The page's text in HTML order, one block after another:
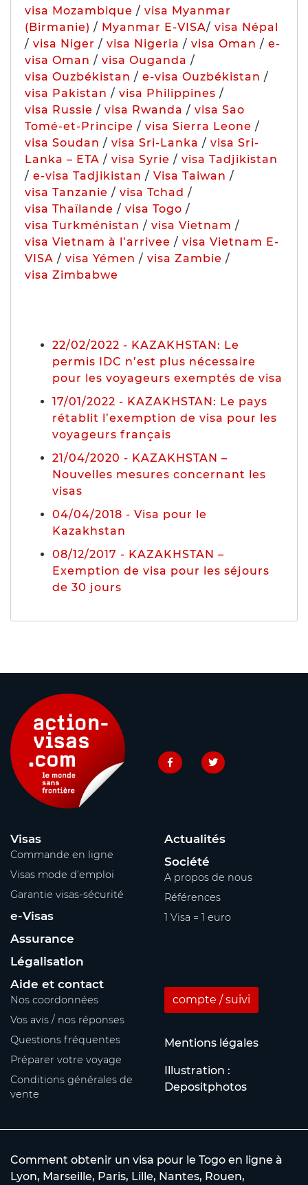
visa Mozambique / visa Myanmar
(Birmanie) / Myanmar E-VISA/ visa Népal
/ visa Niger / visa Nigeria / visa Oman / e-
visa Oman / visa Ouganda /
visa Ouzbékistan / e-visa Ouzbékistan /
visa Pakistan / visa Philippines /
visa Russie / visa Rwanda / visa Sao
Tomé-et-Principe / visa Sierra Leone /
visa Soudan / visa Sri-Lanka / visa Sri-
Lanka – ETA / visa Syrie / visa Tadjikistan
/ e-visa Tadjikistan / Visa Taiwan /
visa Tanzanie / visa Tchad /
visa Thaïlande / visa Togo /
visa Turkménistan / visa Vietnam /
visa Vietnam à l’arrivee / visa Vietnam E-
VISA / visa Yémen / visa Zambie /
visa Zimbabwe
22/02/2022 - KAZAKHSTAN: Le
permis IDC n’est plus nécessaire
pour les voyageurs exemptés de visa
17/01/2022 - KAZAKHSTAN: Le pays
rétablit l’exemption de visa pour les
voyageurs français
21/04/2020 - KAZAKHSTAN –
Nouvelles mesures concernant les
visas
04/04/2018 - Visa pour le
Kazakhstan
08/12/2017 - KAZAKHSTAN –
Exemption de visa pour les séjours
de 30 jours
Visas
Commande en ligne
Visas mode d’emploi
Garantie visas-sécurité
e-Visas
Assurance
Légalisation
Actualités
Société
A propos de nous
Références
1 Visa = 1 euro
Aide et contact
Nos coordonnées
Vos avis / nos réponses
Questions fréquentes
Préparer votre voyage
Conditions générales de
vente
compte / suivi
Mentions légales
Illustration :
Depositphotos
Comment obtenir un visa pour le Togo en ligne à
Lyon, Marseille, Paris, Lille, Nantes, Rouen,